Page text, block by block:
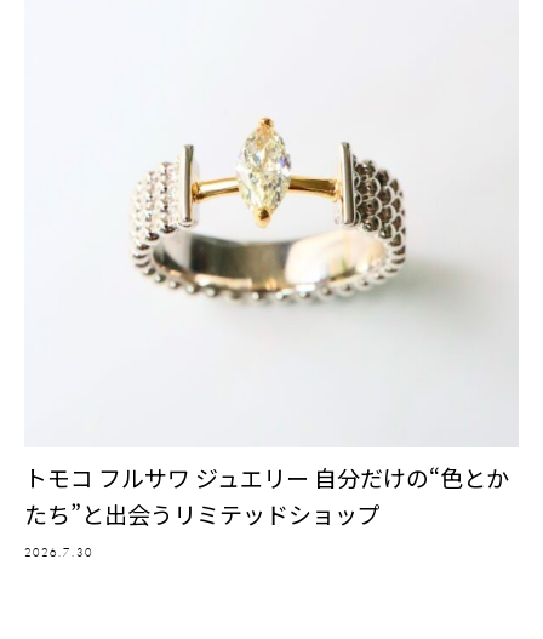
トモコ フルサワ ジュエリー 自分だけの“色とか
たち”と出会うリミテッドショップ
2026.7.30